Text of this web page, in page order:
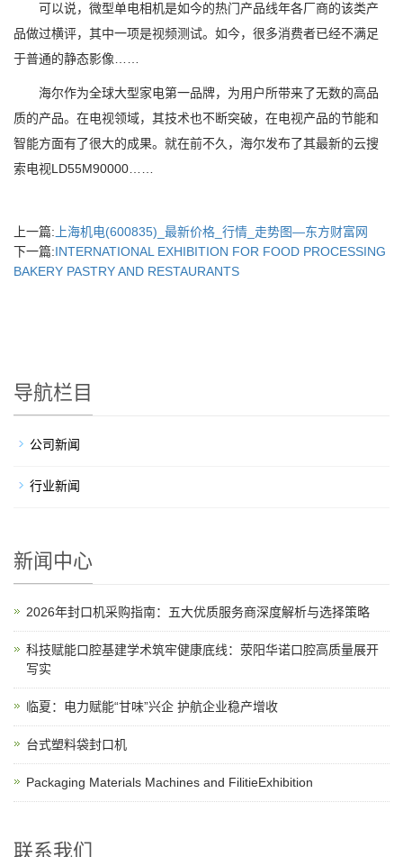
可以说，微型单电相机是如今的热门产品线年各厂商的该类产
品做过横评，其中一项是视频测试。如今，很多消费者已经不满足
于普通的静态影像……
海尔作为全球大型家电第一品牌，为用户所带来了无数的高品
质的产品。在电视领域，其技术也不断突破，在电视产品的节能和
智能方面有了很大的成果。就在前不久，海尔发布了其最新的云搜
索电视LD55M90000……
上一篇: 上海机电(600835)_最新价格_行情_走势图—东方财富网
下一篇:INTERNATIONAL EXHIBITION FOR FOOD PROCESSING
BAKERY PASTRY AND RESTAURANTS
导航栏目
公司新闻
行业新闻
新闻中心
2026年封口机采购指南：五大优质服务商深度解析与选择策略
科技赋能口腔基建学术筑牢健康底线：荥阳华诺口腔高质量展开
写实
临夏：电力赋能“甘味”兴企 护航企业稳产增收
台式塑料袋封口机
Packaging Materials Machines and FilitieExhibition
联系我们